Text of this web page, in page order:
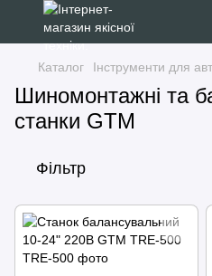
Каталог Інструменти для
Шиномонтажні та
станки GTM
Фільтр